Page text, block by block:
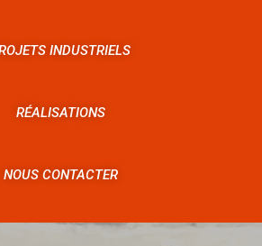
INDUSTRIELS
RÉALISATIONS
NOUS CONTACTER